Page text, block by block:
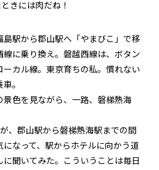
きには肉だね！
駅から郡山駅へ「やまびこ」で移
に乗り換え。磐越西線は、ボタン
カル線。東京育ちの私。慣れない
。
景色を見ながら、一路、磐梯熱海
、郡山駅から磐梯熱海駅までの間
なって、駅からホテルに向かう道
聞いてみた。こういうことは毎日